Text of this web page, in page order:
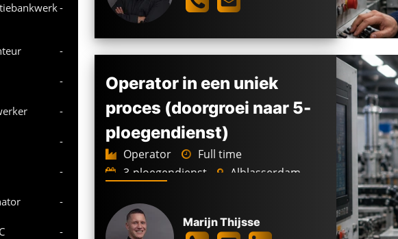
-
-
-
-
-
-
-
-
Operator in een uniek
proces (doorgroei naar 5-
ploegendienst)
Operator
Full time
3-ploegendienst
Alblasserdam
Marijn Thijsse